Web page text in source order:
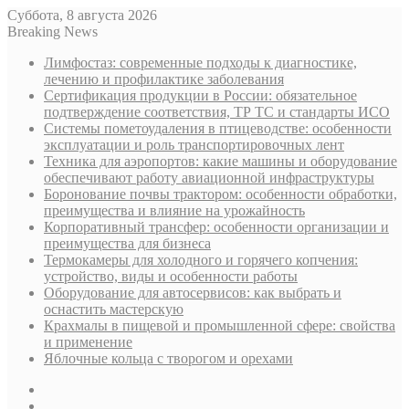
Суббота, 8 августа 2026
Breaking News
Лимфостаз: современные подходы к диагностике,
лечению и профилактике заболевания
Сертификация продукции в России: обязательное
подтверждение соответствия, ТР ТС и стандарты ИСО
Системы пометоудаления в птицеводстве: особенности
эксплуатации и роль транспортировочных лент
Техника для аэропортов: какие машины и оборудование
обеспечивают работу авиационной инфраструктуры
Боронование почвы трактором: особенности обработки,
преимущества и влияние на урожайность
Корпоративный трансфер: особенности организации и
преимущества для бизнеса
Термокамеры для холодного и горячего копчения:
устройство, виды и особенности работы
Оборудование для автосервисов: как выбрать и
оснастить мастерскую
Крахмалы в пищевой и промышленной сфере: свойства
и применение
Яблочные кольца с творогом и орехами